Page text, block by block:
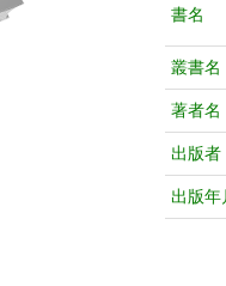
書名
叢書名
著者名
出版者
出版年